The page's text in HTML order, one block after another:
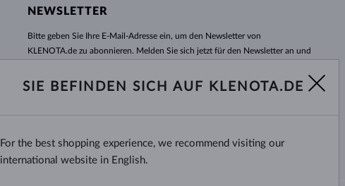
NEWSLETTER
Bitte geben Sie Ihre E-Mail-Adresse ein, um den Newsletter von
KLENOTA.de zu abonnieren. Melden Sie sich jetzt für den Newsletter an und
kein Sonderangebot mehr!
Ja, ich möchte interessante Neuigkeiten per E-Mail erhalten.
SIE BEFINDEN SICH AUF KLENOTA.DE
For the best shopping experience, we recommend visiting our
international website in English.